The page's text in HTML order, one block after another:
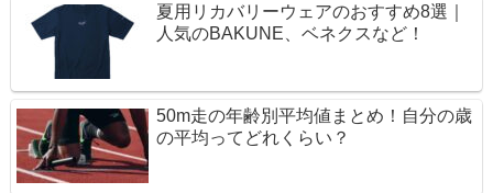
夏用リカバリーウェアのおすすめ8選｜
人気のBAKUNE、ベネクスなど！
50m走の年齢別平均値まとめ！自分の歳
の平均ってどれくらい？